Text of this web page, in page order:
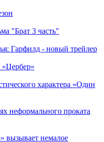
"Брат 3 часть"
Гарфилд - новый трейлер
характера «Один
неформального проката
вызывает немалое